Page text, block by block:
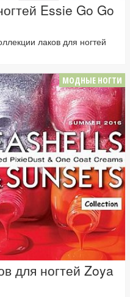
Essie Go Go
лаков для ногтей
МОДНЫЕ НОГТИ
для ногтей Zoya